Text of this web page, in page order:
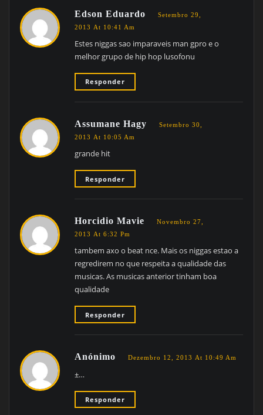
Edson Eduardo
Setembro 29,
2013 At 10:41 Am
Estes niggas sao imparaveis man gpro e o
melhor grupo de hip hop lusofonu
Responder
Assumane Hagy
Setembro 30,
2013 At 10:05 Am
grande hit
Responder
Horcidio Mavie
Novembro 27,
2013 At 6:32 Pm
tambem axo o beat nce. Mais os niggas estao a
regredirem no que respeita a qualidade das
musicas. As musicas anterior tinham boa
qualidade
Responder
Anónimo Dezembro 12, 2013 At 10:49 Am
±…
Responder